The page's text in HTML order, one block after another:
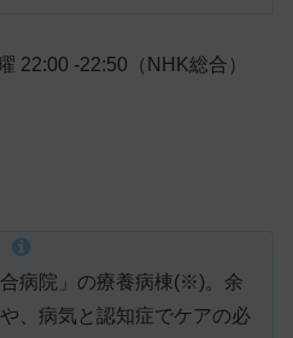
22:00 -22:50（NHK総合）
病院」の療養病棟(※)。余
、病気と認知症でケアの必